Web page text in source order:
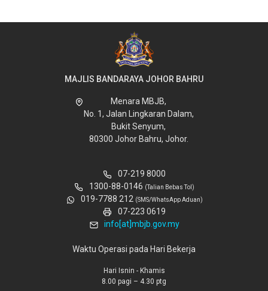
MAJLIS BANDARAYA JOHOR BAHRU
Menara MBJB,
No. 1, Jalan Lingkaran Dalam,
Bukit Senyum,
80300 Johor Bahru, Johor.
07-219 8000
1300-88-0146 (Talian Bebas Tol)
019-7788 212 (SMS/WhatsApp Aduan)
07-223 0619
info[at]mbjb.gov.my
Waktu Operasi pada Hari Bekerja
Hari Isnin - Khamis
8.00 pagi – 4.30 ptg